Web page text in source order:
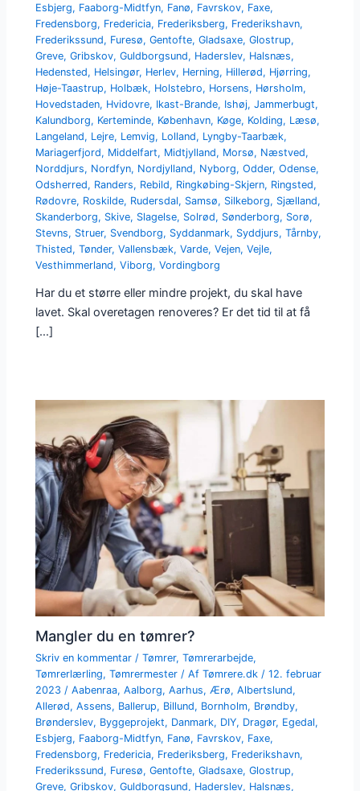
Esbjerg, Faaborg-Midtfyn, Fanø, Favrskov, Faxe,
Fredensborg, Fredericia, Frederiksberg, Frederikshavn,
Frederikssund, Furesø,Gentofte,Gladsaxe,Glostrup,
Greve,Gribskov,Guldborgsund, Haderslev, Halsnæs,
Hedensted, Helsingør, Herlev, Herning, Hillerød, Hjørring,
Høje-Taastrup, Holbæk, Holstebro, Horsens, Hørsholm,
Hovedstaden, Hvidovre, Ikast-Brande, Ishøj,Jammerbugt,
Kalundborg, Kerteminde, København, Køge, Kolding, Læsø,
Langeland, Lejre, Lemvig, Lolland, Lyngby-Taarbæk,
Mariagerfjord, Middelfart, Midtjylland, Morsø, Næstved,
Norddjurs, Nordfyn, Nordjylland, Nyborg,Odder,Odense,
Odsherred, Randers, Rebild, Ringkøbing-Skjern, Ringsted,
Rødovre, Roskilde, Rudersdal, Samsø, Silkeborg, Sjælland,
Skanderborg, Skive, Slagelse, Solrød, Sønderborg, Sorø,
Stevns, Struer, Svendborg, Syddanmark, Syddjurs,Tårnby,
Thisted,Tønder,Vallensbæk,Varde,Vejen,Vejle,
Vesthimmerland,Viborg,Vordingborg
Har du et større eller mindre projekt, du skal have
lavet. Skal overetagen renoveres? Er det tid til at få
[…]
Mangler du en tømrer?
Skriv en kommentar /Tømrer,Tømrerarbejde,
Tømrerlærling,Tømrermester / AfTømrere.dk /12. februar
2023 /Aabenraa,Aalborg,Aarhus, Ærø,Albertslund,
Allerød,Assens, Ballerup, Billund, Bornholm, Brøndby,
Brønderslev, Byggeprojekt, Danmark, DIY, Dragør, Egedal,
Esbjerg, Faaborg-Midtfyn, Fanø, Favrskov, Faxe,
Fredensborg, Fredericia, Frederiksberg, Frederikshavn,
Frederikssund, Furesø,Gentofte,Gladsaxe,Glostrup,
Greve,Gribskov,Guldborgsund, Haderslev, Halsnæs,